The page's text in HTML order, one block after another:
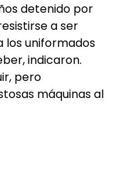
detenido por
a ser
los uniformados
indicaron.
pero
máquinas al